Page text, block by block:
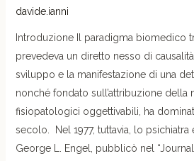
davide.ianni
Introduzione Il paradigma biomedico
prevedeva un diretto nesso di
sviluppo e la manifestazione di una
nonché fondato sull’attribuzione della
fisiopatologici oggettivabili, ha
secolo. Nel 1977, tuttavia, lo
George L. Engel, pubblicò nel “Journal